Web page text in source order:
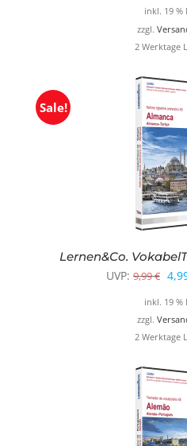
inkl. 19 %
zzgl.
2 Werktage
Sale!
Lernen&Co.
UVP: 9,99€
inkl. 19 %
zzgl.
2 Werktage